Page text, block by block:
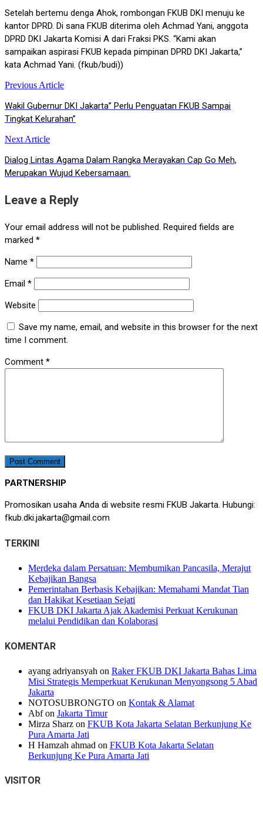
Setelah bertemu denga Ahok, rombongan FKUB DKI menuju ke
kantor DPRD. Di sana FKUB diterima oleh Achmad Yani, anggota
DPRD DKI Jakarta Komisi A dari Fraksi PKS. “Kami akan
sampaikan aspirasi FKUB kepada pimpinan DPRD DKI Jakarta,”
kata Achmad Yani. (fkub/budi))
Post
navigation
Previous Article
Wakil Gubernur DKI Jakarta” Perlu Penguatan FKUB Sampai
Tingkat Kelurahan”
Next Article
Dialog Lintas Agama Dalam Rangka Merayakan Cap Go Meh,
Merupakan Wujud Kebersamaan.
Leave a Reply
Your email address will not be published. Required fields are
marked *
Name *
Email *
Website
Save my name, email, and website in this browser for the next
time I comment.
Comment *
PARTNERSHIP
Promosikan usaha Anda di website resmi FKUB Jakarta. Hubungi:
fkub.dki.jakarta@gmail.com
TERKINI
Merdeka dalam Persatuan: Membumikan Pancasila, Merajut
Kebajikan Bangsa
Pemerintahan Berbasis Kebajikan: Memahami Mandat Tian
dan Hakikat Kesetiaan Sejati
FKUB DKI Jakarta Ajak Akademisi Perkuat Kerukunan
melalui Pendidikan dan Kolaborasi
KOMENTAR
ayang adriyansyah on Raker FKUB DKI Jakarta Bahas Lima
Misi Strategis Memperkuat Kerukunan Menyongsong 5 Abad
Jakarta
NOTOSUBRONGTO on Kontak & Alamat
Abfon Jakarta Timur
Mirza Sharz on FKUB Kota Jakarta Selatan Berkunjung Ke
Pura Amarta Jati
H Hamzah ahmad on FKUB Kota Jakarta Selatan
Berkunjung Ke Pura Amarta Jati
VISITOR